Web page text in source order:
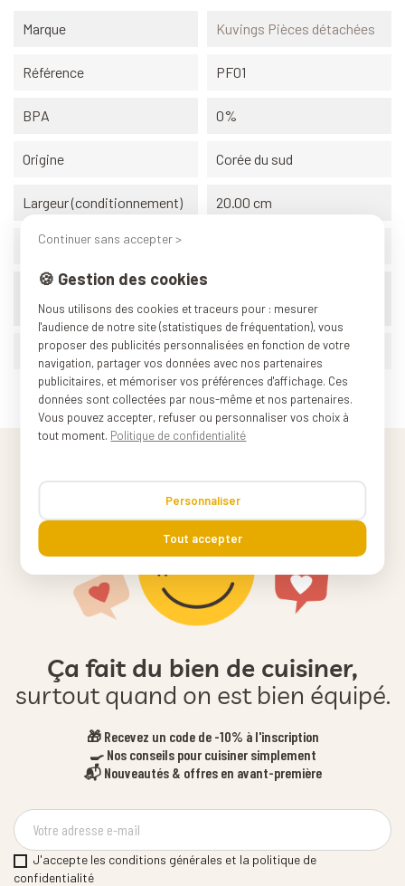
Marque Kuvings Pièces détachées
Référence PF01
BPA 0%
Origine Corée du sud
Largeur (conditionnement) 20.00 cm
Hauteur (conditionnement)
Profondeur
(conditionnement)
Poids (conditionnement) 0.300 kg
Ça fait du bien de cuisiner,
surtout quand on est bien équipé.
🎁 Recevez un code de -10% à l'inscription
🍳 Nos conseils pour cuisiner simplement
📬 Nouveautés & offres en avant-première
J'accepte les conditions générales et la politique de
confidentialité
Continuer sans accepter >
🍪 Gestion des cookies
Nous utilisons des cookies et traceurs pour : mesurer
l'audience de notre site (statistiques de fréquentation), vous
proposer des publicités personnalisées en fonction de votre
navigation, partager vos données avec nos partenaires
publicitaires, et mémoriser vos préférences d'affichage. Ces
données sont collectées par nous-même et nos partenaires.
Vous pouvez accepter, refuser ou personnaliser vos choix à
tout moment. Politique de confidentialité
Personnaliser
Tout accepter